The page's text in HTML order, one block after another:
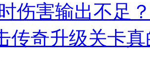
伤害输出不足
传奇升级关卡